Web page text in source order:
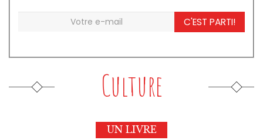
C'EST PARTI!
Culture
UN LIVRE